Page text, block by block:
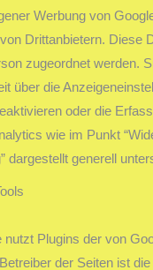
Werbung von
Drittanbietern. Diese
zugeordnet werden.
über die
oder die
wie im Punkt
dargestellt generell
nutzt Plugins der von
der Seiten ist